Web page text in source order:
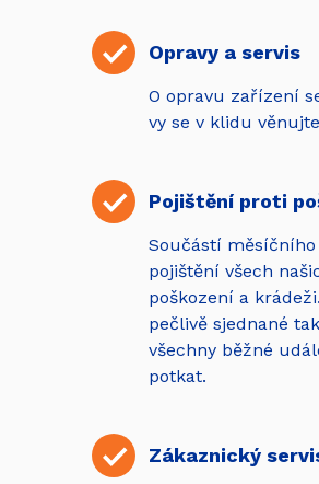
Opravy a servis
O opravu zařízení
vy se v klidu
Pojištění proti
Součástí
pojištění všech
poškození a
pečlivě sjednané
všechny běžné
potkat.
Zákaznický